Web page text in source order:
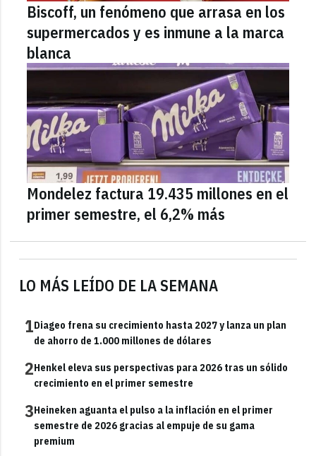
LO MÁS LEÍDO DE LA SEMANA
1Diageo frena su crecimiento hasta 2027 y lanza un plan
de ahorro de 1.000 millones de dólares
2Henkel eleva sus perspectivas para 2026 tras un sólido
crecimiento en el primer semestre
3Heineken aguanta el pulso a la inflación en el primer
semestre de 2026 gracias al empuje de su gama
premium
Biscoff, un fenómeno que arrasa en los
supermercados y es inmune a la marca
blanca
Mondelez factura 19.435 millones en el
primer semestre, el 6,2% más